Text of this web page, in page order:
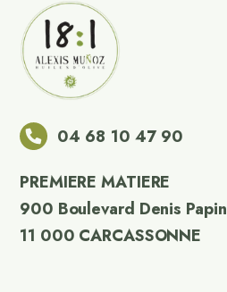
04 68 10 47 90
PREMIERE MATIERE
900 Boulevard Denis Papin
11 000 CARCASSONNE